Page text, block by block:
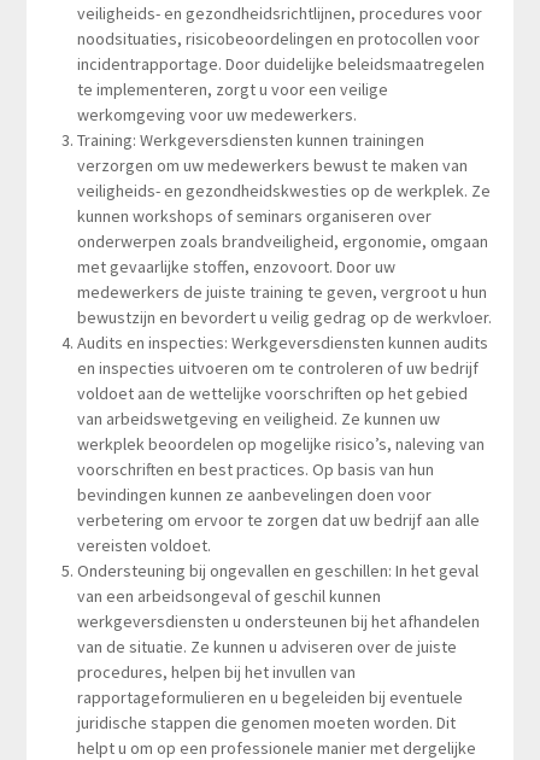
veiligheids- en gezondheidsrichtlijnen, procedures voor
noodsituaties, risicobeoordelingen en protocollen voor
incidentrapportage. Door duidelijke beleidsmaatregelen
te implementeren, zorgt u voor een veilige
werkomgeving voor uw medewerkers.
Training: Werkgeversdiensten kunnen trainingen
verzorgen om uw medewerkers bewust te maken van
veiligheids- en gezondheidskwesties op de werkplek. Ze
kunnen workshops of seminars organiseren over
onderwerpen zoals brandveiligheid, ergonomie, omgaan
met gevaarlijke stoffen, enzovoort. Door uw
medewerkers de juiste training te geven, vergroot u hun
bewustzijn en bevordert u veilig gedrag op de werkvloer.
Audits en inspecties: Werkgeversdiensten kunnen audits
en inspecties uitvoeren om te controleren of uw bedrijf
voldoet aan de wettelijke voorschriften op het gebied
van arbeidswetgeving en veiligheid. Ze kunnen uw
werkplek beoordelen op mogelijke risico’s, naleving van
voorschriften en best practices. Op basis van hun
bevindingen kunnen ze aanbevelingen doen voor
verbetering om ervoor te zorgen dat uw bedrijf aan alle
vereisten voldoet.
Ondersteuning bij ongevallen en geschillen: In het geval
van een arbeidsongeval of geschil kunnen
werkgeversdiensten u ondersteunen bij het afhandelen
van de situatie. Ze kunnen u adviseren over de juiste
procedures, helpen bij het invullen van
rapportageformulieren en u begeleiden bij eventuele
juridische stappen die genomen moeten worden. Dit
helpt u om op een professionele manier met dergelijke